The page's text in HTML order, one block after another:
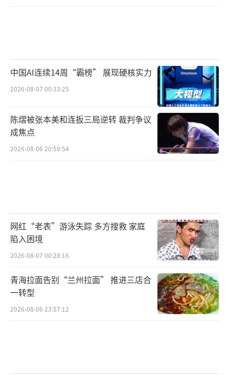
中国AI连续14周“霸榜” 展现硬核实力
2026-08-07 00:33:25
陈熠被张本美和连扳三局逆转 裁判争议
成焦点
2026-08-06 20:59:54
网红“老表”游泳失踪 多方搜救 家庭
陷入困境
2026-08-07 00:28:16
青海拉面告别“兰州拉面” 推进三店合
一转型
2026-08-06 23:57:12